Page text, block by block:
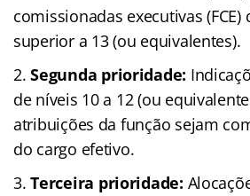
comissionadas executivas
superior a 13 (ou equivalentes).
Segunda prioridade:
de níveis 10 a 12 (ou
atribuições da função sejam
do cargo efetivo.
Terceira prioridade: